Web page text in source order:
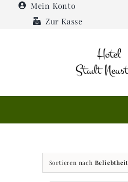
Mein Konto
Zur Kasse
Sortieren nach Beliebtheit